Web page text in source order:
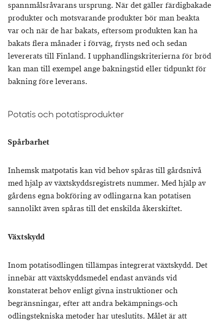
spannmålsråvarans ursprung. När det gäller färdigbakade
produkter och motsvarande produkter bör man beakta
var och när de har bakats, eftersom produkten kan ha
bakats flera månader i förväg, frysts ned och sedan
levererats till Finland. I upphandlingskriterierna för bröd
kan man till exempel ange bakningstid eller tidpunkt för
bakning före leverans.
Potatis och potatisprodukter
Spårbarhet
Inhemsk matpotatis kan vid behov spåras till gårdsnivå
med hjälp av växtskyddsregistrets nummer. Med hjälp av
gårdens egna bokföring av odlingarna kan potatisen
sannolikt även spåras till det enskilda åkerskiftet.
Växtskydd
Inom potatisodlingen tillämpas integrerat växtskydd. Det
innebär att växtskyddsmedel endast används vid
konstaterat behov enligt givna instruktioner och
begränsningar, efter att andra bekämpnings-och
odlingstekniska metoder har uteslutits. Målet är att